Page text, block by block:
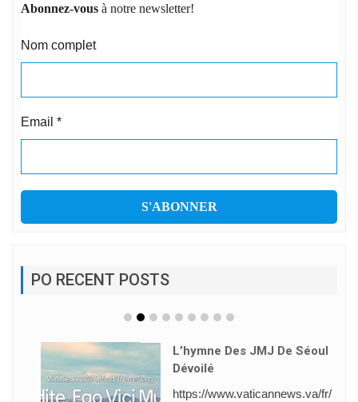
Abonnez-vous à notre newsletter!
Nom complet
Email *
PO RECENT POSTS
L’hymne Des JMJ De Séoul
Dévoilé
https://www.vaticannews.va/fr/